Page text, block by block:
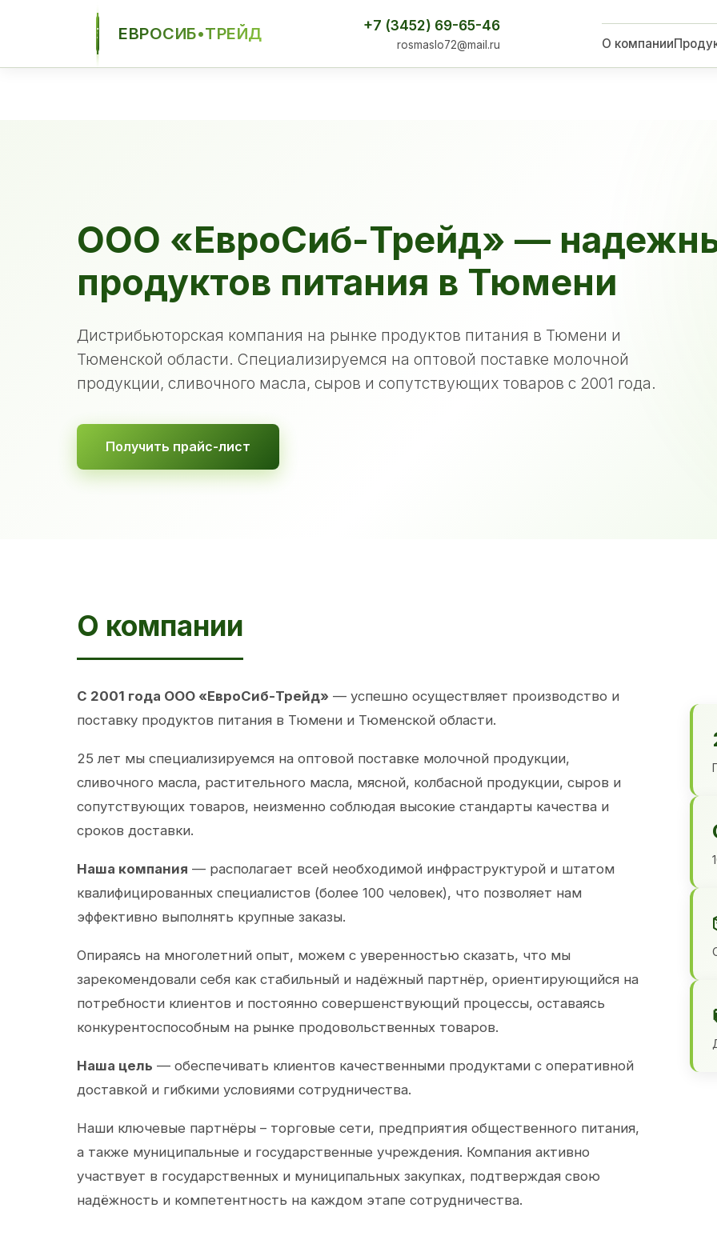
ЕСТ ЕВРОСИБ•ТРЕЙД +7 (3452) 69-65-46
rosmaslo72@mail.ru О компании
ООО «ЕвроСиб-Трейд» —
продуктов питания в Тюмени
Дистрибьюторская компания на рынке продуктов питания в Тюмени и
Тюменской области. Специализируемся на оптовой поставке молочной
продукции, сливочного масла, сыров и сопутствующих товаров с 2001 года.
Получить прайс-лист
О компании
С 2001 года ООО «ЕвроСиб-Трейд» — успешно осуществляет производство и
поставку продуктов питания в Тюмени и Тюменской области.
25 лет мы специализируемся на оптовой поставке молочной продукции,
сливочного масла, растительного масла, мясной, колбасной продукции, сыров и
сопутствующих товаров, неизменно соблюдая высокие стандарты качества и
сроков доставки.
Наша компания — располагает всей необходимой инфраструктурой и штатом
квалифицированных специалистов (более 100 человек), что позволяет нам
эффективно выполнять крупные заказы.
Опираясь на многолетний опыт, можем с уверенностью сказать, что мы
зарекомендовали себя как стабильный и надёжный партнёр, ориентирующийся на
потребности клиентов и постоянно совершенствующий процессы, оставаясь
конкурентоспособным на рынке продовольственных товаров.
Наша цель — обеспечивать клиентов качественными продуктами с оперативной
доставкой и гибкими условиями сотрудничества.
Наши ключевые партнёры – торговые сети, предприятия общественного питания,
а также муниципальные и государственные учреждения. Компания активно
участвует в государственных и муниципальных закупках, подтверждая свою
надёжность и компетентность на каждом этапе сотрудничества.